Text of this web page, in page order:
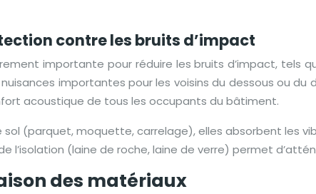
contre les bruits d’impact
importante pour réduire les bruits d’impact, tels
importantes pour les voisins du dessous ou du
acoustique de tous les occupants du bâtiment.
(parquet, moquette, carrelage), elles absorbent les
l’isolation (laine de roche, laine de verre) permet
des matériaux